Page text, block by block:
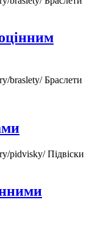
braslety/Браслети
pidvisky/Підвіски